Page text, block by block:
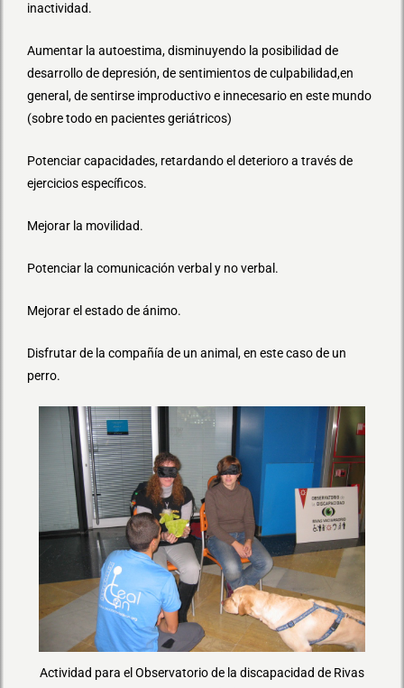
inactividad.
Aumentar la autoestima, disminuyendo la posibilidad de
desarrollo de depresión, de sentimientos de culpabilidad,en
general, de sentirse improductivo e innecesario en este mundo
(sobre todo en pacientes geriátricos)
Potenciar capacidades, retardando el deterioro a través de
ejercicios específicos.
Mejorar la movilidad.
Potenciar la comunicación verbal y no verbal.
Mejorar el estado de ánimo.
Disfrutar de la compañía de un animal, en este caso de un
perro.
Actividad para el Observatorio de la discapacidad de Rivas